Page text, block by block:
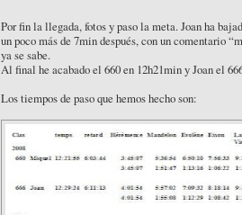
Por fin la llegada, fotos y paso la meta. Joan ha
un poco más de 7min después, con un comentario
ya se sabe.
Al final he acabado el 660 en 12h21min y Joan el
Los tiempos de paso que hemos hecho son: